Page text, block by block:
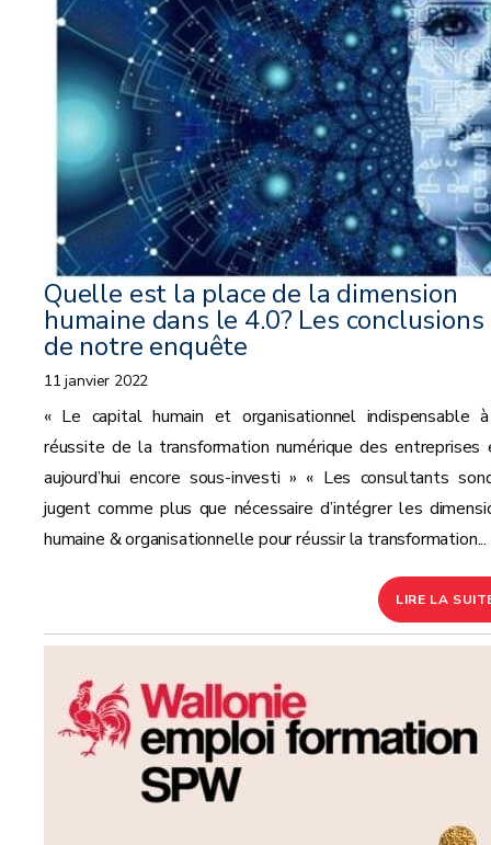
Quelle est la place de la dimension
humaine dans le 4.0? Les conclusions
de notre enquête
11 janvier 2022
« Le capital humain et organisationnel indispensable
réussite de la transformation numérique des entreprises
aujourd’hui encore sous-investi » « Les consultants
jugent comme plus que nécessaire d’intégrer les
humaine & organisationnelle pour réussir la transformation...
LIRE LA